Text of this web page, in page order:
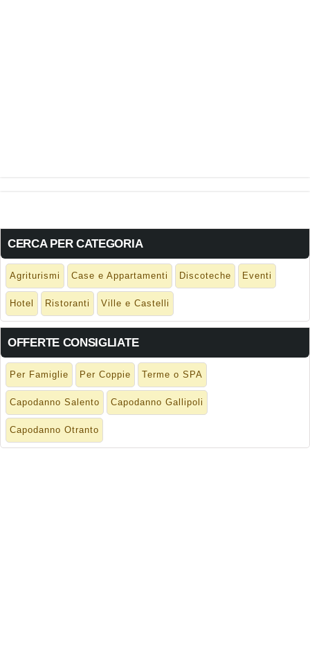
CERCA PER CATEGORIA
Agriturismi Case e Appartamenti Discoteche Eventi
Hotel Ristoranti Ville e Castelli
OFFERTE CONSIGLIATE
Per Famiglie Per Coppie Terme o SPA
Capodanno Salento Capodanno Gallipoli
Capodanno Otranto